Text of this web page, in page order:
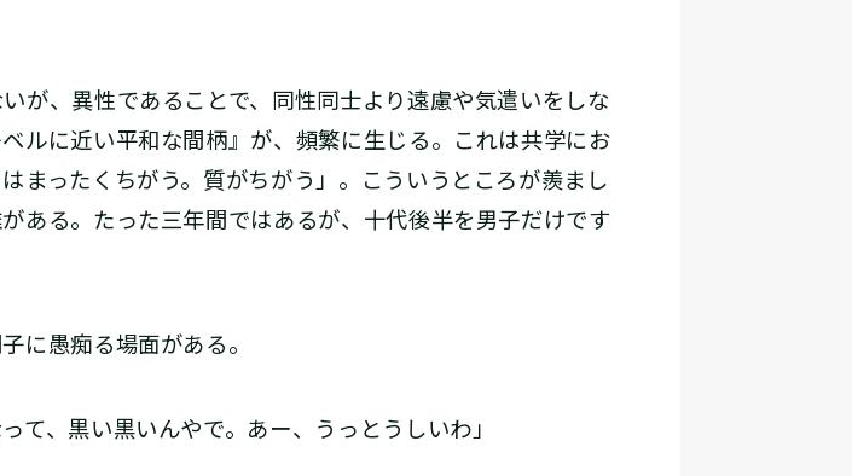
が、異性であることで、同性同士より遠慮や気遣いをしな
に近い平和な間柄』が、頻繁に生じる。これは共学にお
まったくちがう。質がちがう」。こういうところが羨まし
ある。たった三年間ではあるが、十代後半を男子だけです
に愚痴る場面がある。
て、黒い黒いんやで。あー、うっとうしいわ」